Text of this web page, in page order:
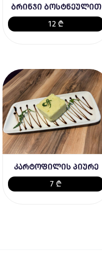
ბრინჯი ბოსტნეულით
12 ₾
კარტოფილის პიურე
7 ₾